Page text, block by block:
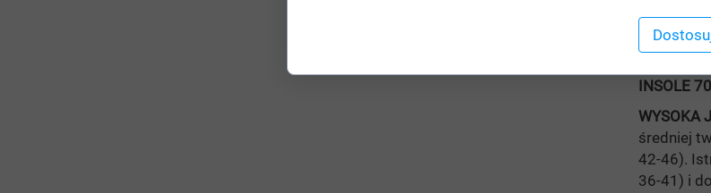
HIGH
haftkom.
INSOLE
WYSOKA
średniej
42-46).
36-41) i